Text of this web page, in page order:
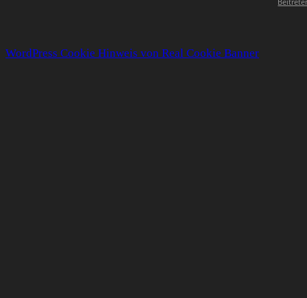
WordPress Cookie Hinweis von Real Cookie Banner